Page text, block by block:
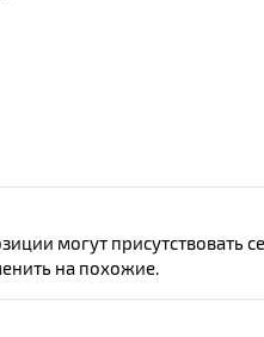
могут присутствовать
на похожие.